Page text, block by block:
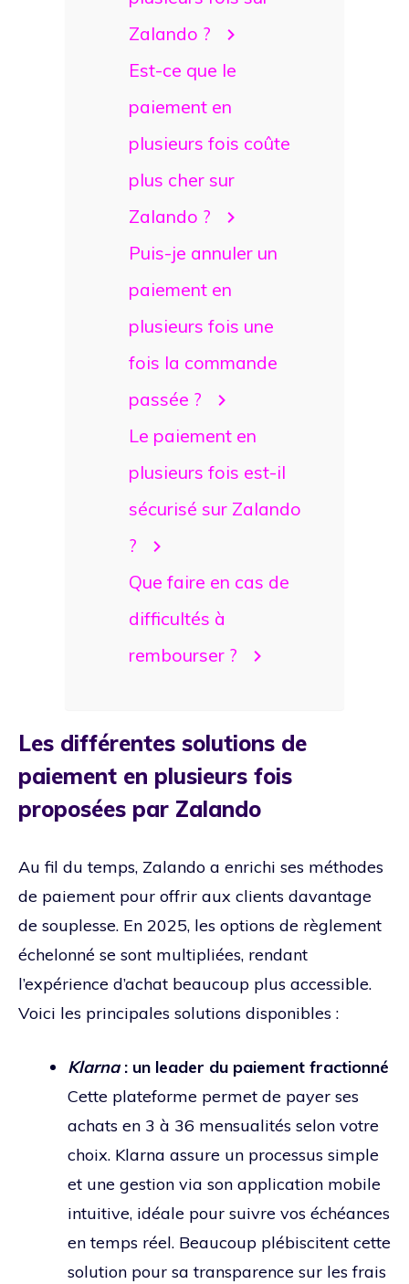
Zalando ?
Est-ce que le
paiement en
plusieurs fois coûte
plus cher sur
Zalando ?
Puis-je annuler un
paiement en
plusieurs fois une
fois la commande
passée ?
Le paiement en
plusieurs fois est-il
sécurisé sur Zalando
?
Que faire en cas de
difficultés à
rembourser ?
Les différentes solutions de
paiement en plusieurs fois
proposées par Zalando
Au fil du temps, Zalando a enrichi ses méthodes
de paiement pour offrir aux clients davantage
de souplesse. En 2025, les options de règlement
échelonné se sont multipliées, rendant
l’expérience d’achat beaucoup plus accessible.
Voici les principales solutions disponibles :
Klarna: un leader du paiement fractionné
Cette plateforme permet de payer ses
achats en 3 à 36 mensualités selon votre
choix. Klarna assure un processus simple
et une gestion via son application mobile
intuitive, idéale pour suivre vos échéances
en temps réel. Beaucoup plébiscitent cette
solution pour sa transparence sur les frais